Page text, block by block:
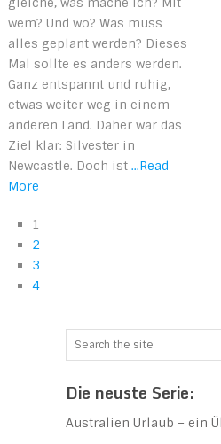
wem? Und wo? Was muss
alles geplant werden? Dieses
Mal sollte es anders werden.
Ganz entspannt und ruhig,
etwas weiter weg in einem
anderen Land. Daher war das
Ziel klar: Silvester in
Newcastle. Doch ist ...Read
More
1
2
3
4
Die neuste Serie:
Australien Urlaub – ein